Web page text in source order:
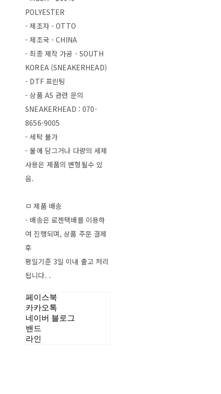
POLYESTER
- 제조자 - OTTO
- 제조국 - CHINA
- 최종 제작 가공 - SOUTH
KOREA (SNEAKERHEAD)
- DTF 프린팅
- 상품 AS 관련 문의
SNEAKERHEAD : 070-
8656-9005
- 세탁 불가
- 물에 담그거나 다량의 세제
사용은 제품의 변형될수 있
음.
ㅁ 제품 배송
- 배송은 로젠택배를 이용하
여 진행되며, 상품 주문 결제
후
평일기준 3일 이내 출고 처리
됩니다. .
페이스북
카카오톡
네이버 블로그
밴드
라인